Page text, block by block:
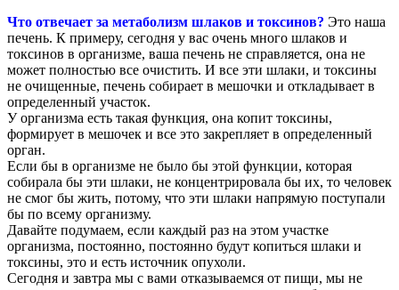
Что отвечает за метаболизм шлаков и токсинов? Это наша
печень. К примеру, сегодня у вас очень много шлаков и
токсинов в организме, ваша печень не справляется, она не
может полностью все очистить. И все эти шлаки, и токсины
не очищенные, печень собирает в мешочки и откладывает в
определенный участок.
У организма есть такая функция, она копит токсины,
формирует в мешочек и все это закрепляет в определенный
орган.
Если бы в организме не было бы этой функции, которая
собирала бы эти шлаки, не концентрировала бы их, то человек
не смог бы жить, потому, что эти шлаки напрямую поступали
бы по всему организму.
Давайте подумаем, если каждый раз на этом участке
организма, постоянно, постоянно будут копиться шлаки и
токсины, это и есть источник опухоли.
Сегодня и завтра мы с вами отказываемся от пищи, мы не